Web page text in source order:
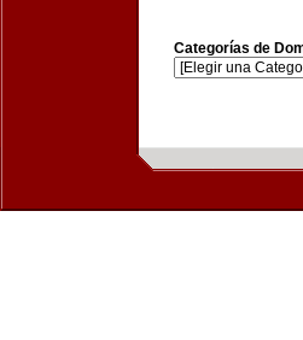
Categorías de